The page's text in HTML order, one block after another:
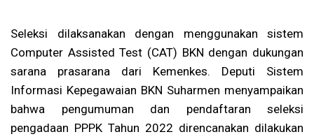
Seleksi dilaksanakan dengan menggunakan sistem
Computer Assisted Test (CAT) BKN dengan dukungan
sarana prasarana dari Kemenkes. Deputi Sistem
Informasi Kepegawaian BKN Suharmen menyampaikan
bahwa pengumuman dan pendaftaran seleksi
pengadaan PPPK Tahun 2022 direncanakan dilakukan